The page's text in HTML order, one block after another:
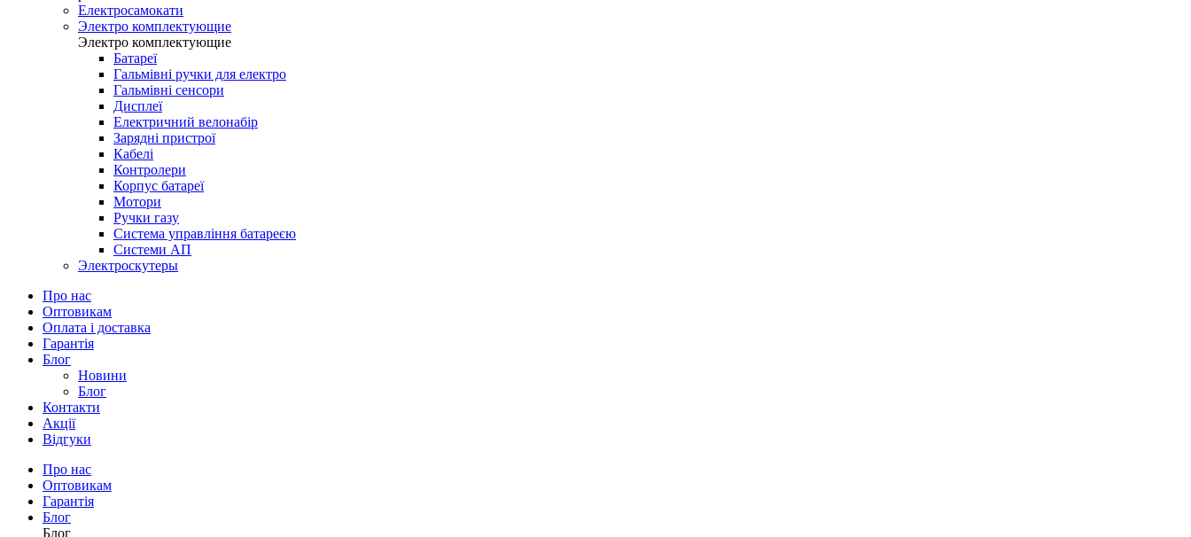
Електросамокати
Электро комплектующие
Электро комплектующие
Батареї
Гальмівні ручки для електро
Гальмівні сенсори
Дисплеї
Електричний велонабір
Зарядні пристрої
Кабелі
Контролери
Корпус батареї
Мотори
Ручки газу
Система управління батареєю
Системи АП
Электроскутеры
Про нас
Оптовикам
Оплата і доставка
Гарантія
Блог
Новини
Блог
Контакти
Акції
Відгуки
Про нас
Оптовикам
Гарантія
Блог
Блог